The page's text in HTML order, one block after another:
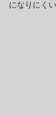
になりにく